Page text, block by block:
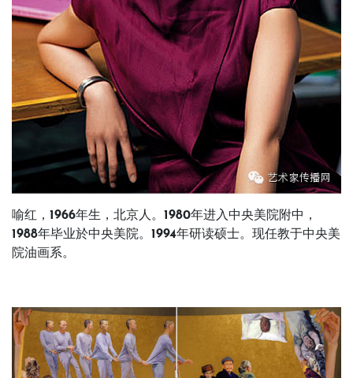
喻红，1966年生，北京人。1980年进入中央美院附中，
1988年毕业於中央美院。1994年研读硕士。现任教于中央美
院油画系。